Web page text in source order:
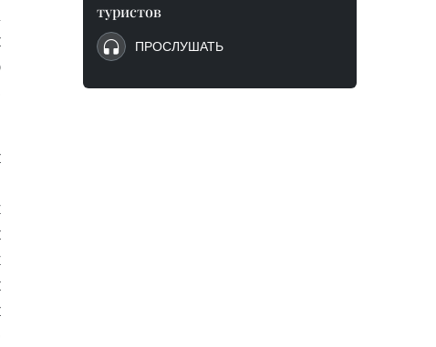
туристов
ПРОСЛУШАТЬ